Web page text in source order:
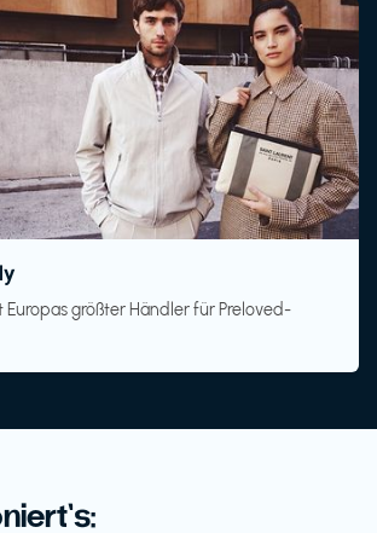
Europas größter Händler für Preloved-